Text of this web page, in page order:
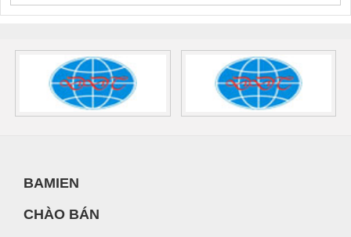
BAMIEN
CHÀO BÁN